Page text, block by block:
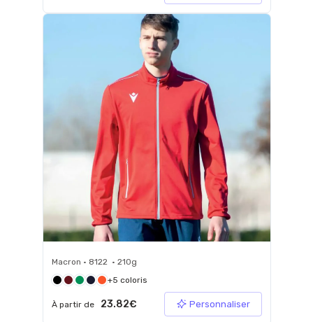
Macron • 8122 • 210g
+5 coloris
À partir de 23.82€ Personnaliser